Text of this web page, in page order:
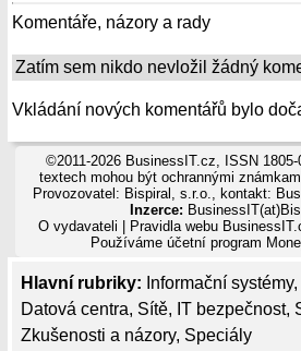
Hlavní rubriky: Informační systémy,
Datová centra, Sítě, IT bezpečnost,
Zkušenosti a názory, Speciály
Komentáře, názory a rady
Zatím sem nikdo nevložil žádný
Vkládání nových komentářů bylo
©2011-2026 BusinessIT.cz, ISSN
textech mohou být ochrannými
Provozovatel: Bispiral, s.r.o., kontakt:
Inzerce:
O vydavateli
Pravidla webu
Používámeúčetní program